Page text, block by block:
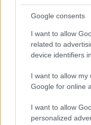
Google consents
I want to allow
related to
device identifiers
I want to allow
Google for online
I want to allow
personalized
Όσο διάστημα
Ρώσοι
αποθήκες.
χτυπήσουν
μου
γνωστούς στον